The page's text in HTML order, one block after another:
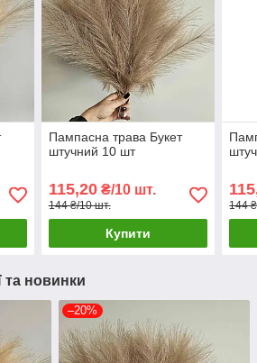
Пампасна трава Букет
штучний 10 шт
115,20₴/10 шт.
144 ₴/10 шт.
Купити
144
та новинки
–20%